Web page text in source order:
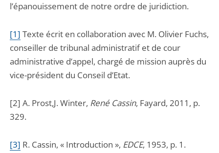
l’épanouissement de notre ordre de juridiction.
[1] Texte écrit en collaboration avec M. Olivier Fuchs,
conseiller de tribunal administratif et de cour
administrative d’appel, chargé de mission auprès du
vice-président du Conseil d’Etat.
[2] A. Prost,J. Winter, René Cassin, Fayard, 2011, p.
329.
[3] R. Cassin, « Introduction », EDCE, 1953, p. 1.